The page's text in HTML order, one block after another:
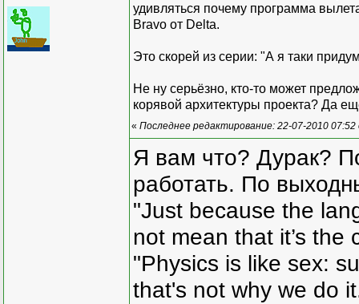
удивляться почему программа
Bravo от Delta.
Это скорей из серии: "А я таки
Не ну серьёзно, кто-то может
корявой архитектуры проекта? Да
« Последнее редактирование: 22-07-2010
Я вам что? Дурак?
работать. По
"Just because the
not mean that it’s the
"Physics is like sex:
that's not why we do